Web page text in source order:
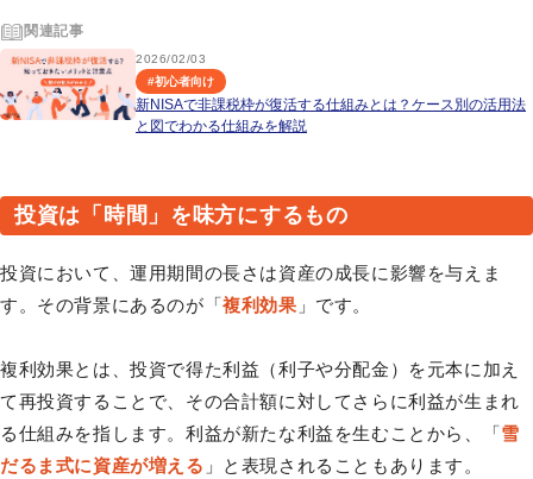
関連記事
2026/02/03
#初心者向け
新NISAで非課税枠が復活する仕組みとは？ケース別の活用法
と図でわかる仕組みを解説
投資は「時間」を味方にするもの
投資において、運用期間の長さは資産の成長に影響を与えま
す。その背景にあるのが「複利効果 」です。
複利効果とは、投資で得た利益（利子や分配金）を元本に加え
て再投資することで、その合計額に対してさらに利益が生まれ
る仕組みを指します。利益が新たな利益を生むことから、「雪
だるま式に資産が増える 」と表現されることもあります。